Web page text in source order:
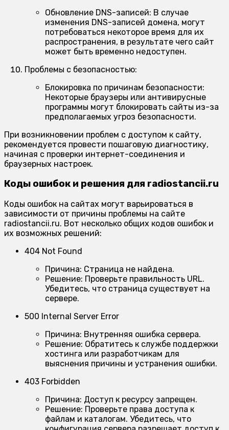
Обновление DNS-записей: В случае
изменения DNS-записей домена, могут
потребоваться некоторое время для их
распространения, в результате чего сайт
может быть временно недоступен.
Проблемы с безопасностью:
Блокировка по причинам безопасности:
Некоторые браузеры или антивирусные
программы могут блокировать сайты из-за
предполагаемых угроз безопасности.
При возникновении проблем с доступом к сайту,
рекомендуется провести пошаговую диагностику,
начиная с проверки интернет-соединения и
браузерных настроек.
Коды ошибок и решения для radiostancii.ru
Коды ошибок на сайтах могут варьироваться в
зависимости от причины проблемы на сайте
radiostancii.ru. Вот несколько общих кодов ошибок и
их возможных решений:
404 Not Found
Причина: Страница не найдена.
Решение: Проверьте правильность URL.
Убедитесь, что страница существует на
сервере.
500 Internal Server Error
Причина: Внутренняя ошибка сервера.
Решение: Обратитесь к службе поддержки
хостинга или разработчикам для
выяснения причины и устранения ошибки.
403 Forbidden
Причина: Доступ к ресурсу запрещен.
Решение: Проверьте права доступа к
файлам и каталогам. Убедитесь, что